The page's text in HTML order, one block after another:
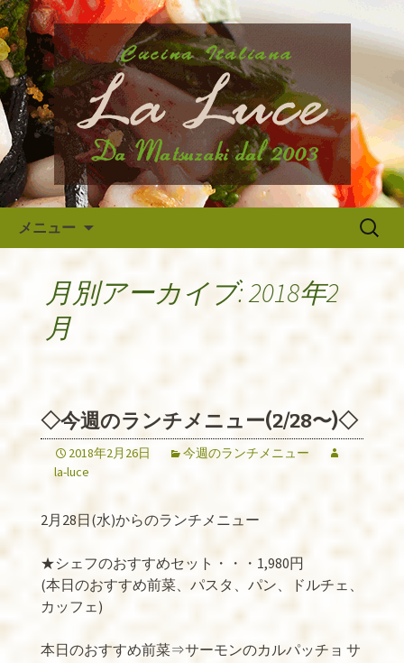
府中のイタリア料理『ラ・ルー
チェ』の最新情報
府中市、国分寺、調布などから近いイ
タリア料理『ラ・ルーチェ』のブログ
です。旬の食材の入荷情報や、新メニ
ュー・限定メニューなどの最新情報、
アルバイトさんや調理スタッフの求人
情報まで幅広く当店の情報をお届けい
たします。
メニュー
検
月別アーカイブ: 2018年2
月
◇今週のランチメニュー(2/28〜)◇
2018年2月26日
今週のランチメニュー
la-luce
2月28日(水)からのランチメニュー
★シェフのおすすめセット・・・1,980円
(本日のおすすめ前菜、パスタ、パン、ドルチェ、
カッフェ)
本日のおすすめ前菜⇒サーモンのカルパッチョ サ